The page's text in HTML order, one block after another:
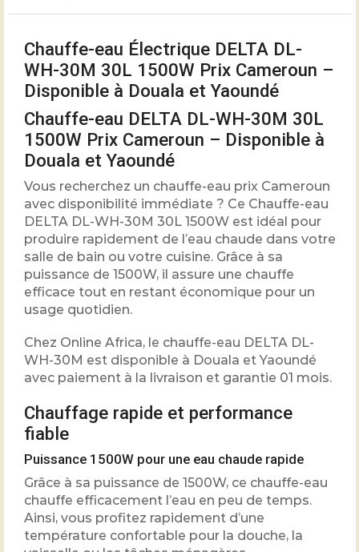
Chauffe-eau Électrique DELTA DL-
WH-30M 30L 1500W Prix Cameroun –
Disponible à Douala et Yaoundé
Chauffe-eau DELTA DL-WH-30M 30L
1500W Prix Cameroun – Disponible à
Douala et Yaoundé
Vous recherchez un chauffe-eau prix Cameroun
avec disponibilité immédiate ? Ce Chauffe-eau
DELTA DL-WH-30M 30L 1500W est idéal pour
produire rapidement de l’eau chaude dans votre
salle de bain ou votre cuisine. Grâce à sa
puissance de 1500W, il assure une chauffe
efficace tout en restant économique pour un
usage quotidien.
Chez Online Africa, le chauffe-eau DELTA DL-
WH-30M est disponible à Douala et Yaoundé
avec paiement à la livraison et garantie 01 mois.
Chauffage rapide et performance
fiable
Puissance 1500W pour une eau chaude rapide
Grâce à sa puissance de 1500W, ce chauffe-eau
chauffe efficacement l’eau en peu de temps.
Ainsi, vous profitez rapidement d’une
température confortable pour la douche, la